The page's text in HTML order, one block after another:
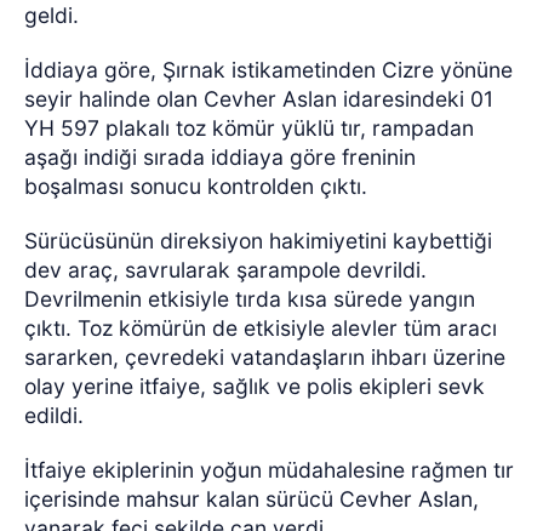
geldi.
İddiaya göre, Şırnak istikametinden Cizre yönüne
seyir halinde olan Cevher Aslan idaresindeki 01
YH 597 plakalı toz kömür yüklü tır, rampadan
aşağı indiği sırada iddiaya göre freninin
boşalması sonucu kontrolden çıktı.
Sürücüsünün direksiyon hakimiyetini kaybettiği
dev araç, savrularak şarampole devrildi.
Devrilmenin etkisiyle tırda kısa sürede yangın
çıktı. Toz kömürün de etkisiyle alevler tüm aracı
sararken, çevredeki vatandaşların ihbarı üzerine
olay yerine itfaiye, sağlık ve polis ekipleri sevk
edildi.
İtfaiye ekiplerinin yoğun müdahalesine rağmen tır
içerisinde mahsur kalan sürücü Cevher Aslan,